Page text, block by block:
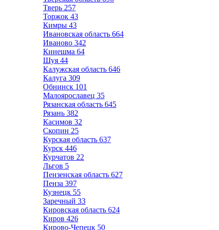
Тверь 257
Торжок 43
Кимры 43
Ивановская область 664
Иваново 342
Кинешма 64
Шуя 44
Калужская область 646
Калуга 309
Обнинск 101
Малоярославец 35
Рязанская область 645
Рязань 382
Касимов 32
Скопин 25
Курская область 637
Курск 446
Курчатов 22
Льгов 5
Пензенская область 627
Пенза 397
Кузнецк 55
Заречный 33
Кировская область 624
Киров 426
Кирово-Чепецк 50